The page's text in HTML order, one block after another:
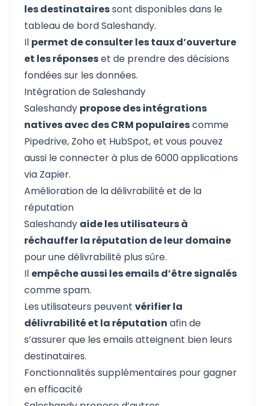
les destinatairessont disponibles dans le
tableau de bord Saleshandy.
Il permet de consulter les taux d’ouverture
et les réponseset de prendre des décisions
fondées sur les données.
Intégration de Saleshandy
Saleshandy propose des intégrations
natives avec des CRM populairescomme
Pipedrive, Zoho et HubSpot, et vous pouvez
aussi le connecter à plus de 6000 applications
via Zapier.
Amélioration de la délivrabilité et de la
réputation
Saleshandy aide les utilisateurs à
réchauffer la réputation de leur domaine
pour une délivrabilité plus sûre.
Il empêche aussi les emails d’être signalés
comme spam.
Les utilisateurs peuvent vérifier la
délivrabilité et la réputation afin de
s’assurer que les emails atteignent bien leurs
destinataires.
Fonctionnalités supplémentaires pour gagner
en efficacité